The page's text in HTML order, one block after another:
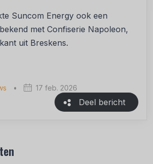
Suncom Energy ook een
met Confiserie Napoleon,
uit Breskens.
• 17 feb. 2026
Deel bericht